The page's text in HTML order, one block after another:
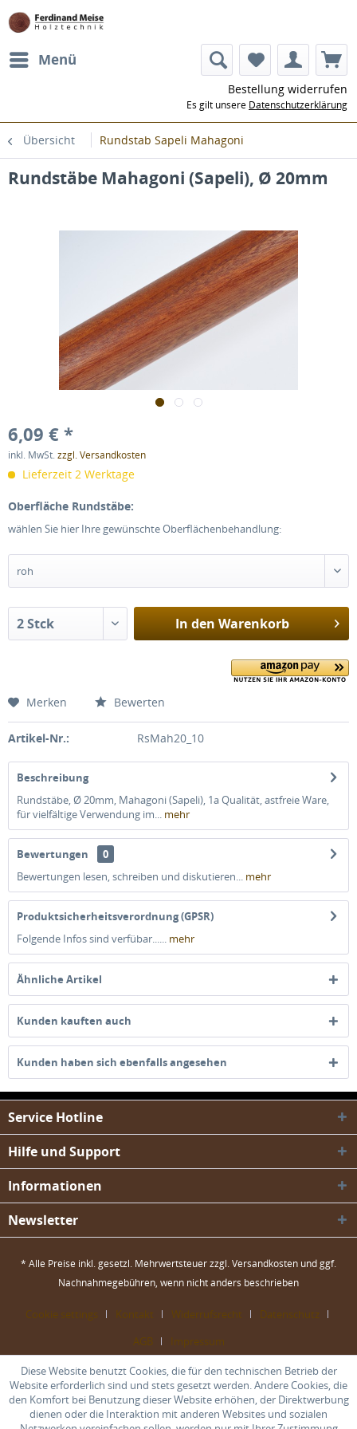
Menü
Bestellung widerrufen
Es gilt unsere Datenschutzerklärung
Übersicht Rundstab Sapeli Mahagoni
Rundstäbe Mahagoni (Sapeli), Ø 20mm
6,09 € *
inkl. MwSt.zzgl. Versandkosten
Lieferzeit 2 Werktage
Oberfläche Rundstäbe:
wählen Sie hier Ihre gewünschte Oberflächenbehandlung:
In den Warenkorb
Merken Bewerten
Artikel-Nr.: RsMah20_10
Beschreibung
Rundstäbe, Ø 20mm, Mahagoni (Sapeli), 1a Qualität, astfreie Ware,
für vielfältige Verwendung im... mehr
Bewertungen
0
Bewertungen lesen, schreiben und diskutieren... mehr
Produktsicherheitsverordnung (GPSR)
Folgende Infos sind verfübar...... mehr
Ähnliche Artikel
Kunden kauften auch
Kunden haben sich ebenfalls angesehen
Service Hotline
Hilfe und Support
Informationen
Newsletter
* Alle Preise inkl. gesetzl. Mehrwertsteuer zzgl.Versandkosten und ggf.
Nachnahmegebühren, wenn nicht anders beschrieben
Cookie settings Kontakt Widerrufsrecht
Datenschutz
AGB
Impressum
Diese Website benutzt Cookies, die für den technischen Betrieb der
Website erforderlich sind und stets gesetzt werden. Andere Cookies, die
den Komfort bei Benutzung dieser Website erhöhen, der Direktwerbung
dienen oder die Interaktion mit anderen Websites und sozialen